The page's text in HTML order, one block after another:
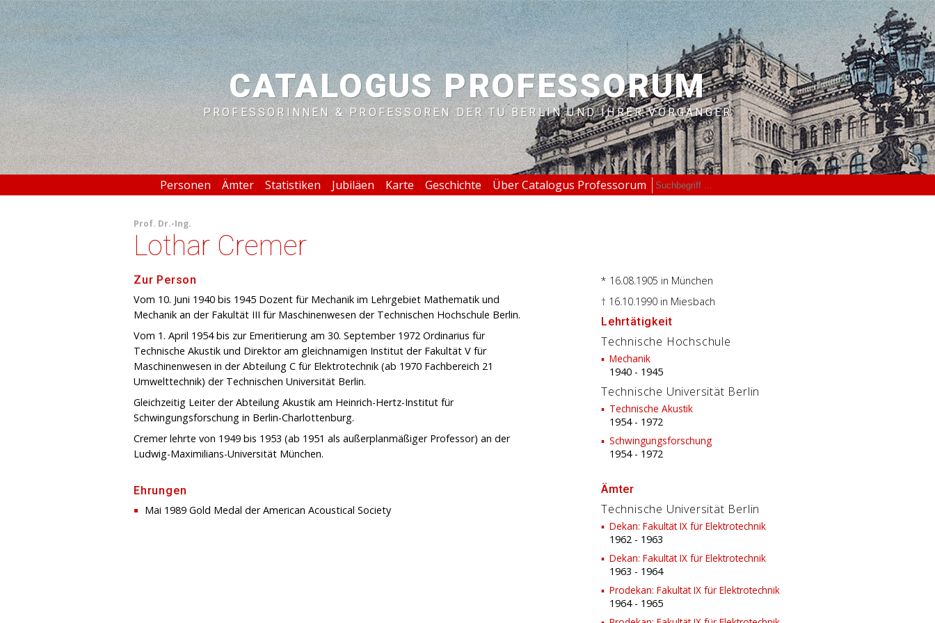
CATALOGUS PROFESSORUM
PROFESSORINNEN & PROFESSOREN DER TU BERLIN UND IHRER VORGÄNGER
Personen Ämter Statistiken Jubiläen Karte Geschichte Über Catalogus Professorum
Prof. Dr.-Ing.
Lothar Cremer
Zur Person
Vom 10. Juni 1940 bis 1945 Dozent für Mechanik im Lehrgebiet Mathematik und
Mechanik an der Fakultät III für Maschinenwesen der Technischen Hochschule Berlin.
Vom 1. April 1954 bis zur Emeritierung am 30. September 1972 Ordinarius für
Technische Akustik und Direktor am gleichnamigen Institut der Fakultät V für
Maschinenwesen in der Abteilung C für Elektrotechnik (ab 1970 Fachbereich 21
Umwelttechnik) der Technischen Universität Berlin.
Gleichzeitig Leiter der Abteilung Akustik am Heinrich-Hertz-Institut für
Schwingungsforschung in Berlin-Charlottenburg.
Cremer lehrte von 1949 bis 1953 (ab 1951 als außerplanmäßiger Professor) an der
Ludwig-Maximilians-Universität München.
Ehrungen
Mai 1989 Gold Medal der American Acoustical Society
* 16.08.1905 in München
† 16.10.1990 in Miesbach
Lehrtätigkeit
Technische Hochschule
Mechanik
1940 - 1945
Technische Universität Berlin
Technische Akustik
1954- 1972
Schwingungsforschung
1954- 1972
Ämter
Technische Universität Berlin
Dekan: Fakultät IX für Elektrotechnik
1962 - 1963
Dekan: Fakultät IX für Elektrotechnik
1963 - 1964
Prodekan: Fakultät IX für Elektrotechnik
1964- 1965